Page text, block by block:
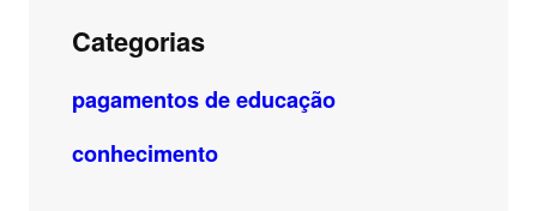
Categorias
pagamentos de educação
conhecimento